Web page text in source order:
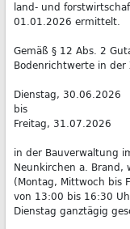
land- und
01.01.2026 ermittelt.
Gemäß § 12 Abs. 2
Bodenrichtwerte in der
Dienstag, 30.06.2026
bis
Freitag, 31.07.2026
in der Bauverwaltung
Neunkirchen a. Brand,
(Montag, Mittwoch bis
von 13:00 bis 16:30
Dienstag ganztägig